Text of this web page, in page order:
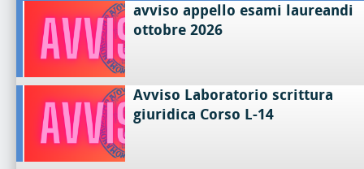
avviso appello esami laureandi
ottobre 2026
Avviso Laboratorio scrittura
giuridica Corso L-14